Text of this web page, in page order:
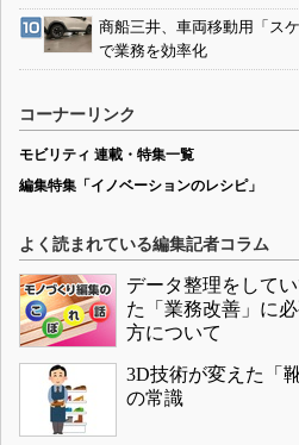
商船三井、車両移動用「スケ
で業務を効率化
コーナーリンク
モビリティ 連載・特集一覧
編集特集「イノベーションのレシピ」
よく読まれている編集記者コラム
データ整理をして
た「業務改善」に必
方について
3D技術が変えた「
の常識